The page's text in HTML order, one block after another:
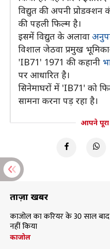
विद्युत की अपनी प्रोडक्शन
की पहली फिल्म है।
इसमें विद्युत के अलावा
विशाल जेठवा प्रमुख
'IB71' 1971 की कहानी
पर आधारित है।
सिनेमाघरों में 'IB71' को
सामना करना पड़ रहा है।
आपने पूरा
ताज़ा खबरें
काजोल का करियर के 30 साल
नहीं किया
काजोल